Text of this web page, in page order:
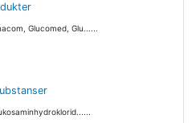
Glucomed, Glu......